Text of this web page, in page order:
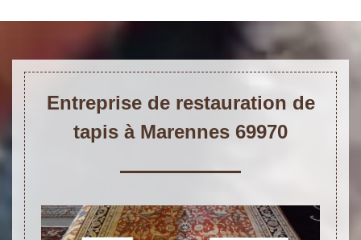
Entreprise de restauration de
tapis à Marennes 69970